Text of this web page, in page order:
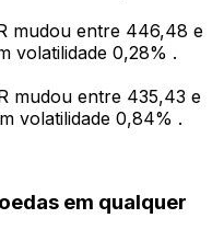
mudou entre 446,48 e
volatilidade 0,28% .
mudou entre 435,43 e
volatilidade 0,84% .
em qualquer